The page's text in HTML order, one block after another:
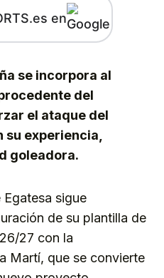
en
se incorpora al
del
el ataque del
experiencia,
goleadora.
Egatesa sigue
de su plantilla de
27 con la
Martí, que se convierte